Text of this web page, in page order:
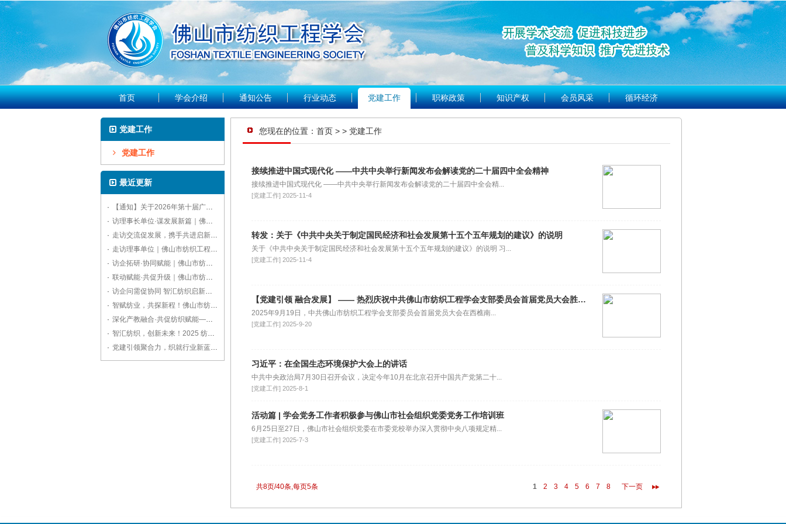
首页 学会介绍 通知公告 行业动态 党建工作 职称政策 知识产权 会员风采 循环经济
党建工作
党建工作
最近更新
·
【通知】关于2026年第十届广东国际水处理技术与设备展览会的参观通知
· 访理事长单位·谋发展新篇｜佛山市纺织工程学会走访中联品检，明确年度工作方向
· 走访交流促发展，携手共进启新程｜佛山市纺织工程学会开展重点单位拜访活动
· 走访理事单位｜佛山市纺织工程学会拜访佛山标美服饰，共话赋能纺织产业高质量发展
· 访企拓研·协同赋能｜佛山市纺织工程学会走访广东溢达，共探纺织产业创新之路
· 联动赋能·共促升级｜佛山市纺织工程学会走访副理事长单位广东德润纺织
· 访企问需促协同 智汇纺织启新程——佛山市纺织工程学会走访副理事长单位佛山格绫丝绸
· 智赋纺业，共探新程！佛山市纺织工程学会走访新监事长单位宏正科技
· 深化产教融合·共促纺织赋能——佛山市纺织工程学会拜访广东职业技术学院
· 智汇纺织，创新未来！2025 纺织科技与产业融合交流会亮点纷呈
· 党建引领聚合力，织就行业新蓝图！佛山市纺织工程学会第九届第二次理事会圆满召开
您现在的位置： 首页 > > 党建工作
接续推进中国式现代化 ——中共中央举行新闻发布会解读党的二十届四中全会精神
接续推进中国式现代化 ——中共中央举行新闻发布会解读党的二十届四中全会精...
[党建工作] 2025-11-4
转发：关于《中共中央关于制定国民经济和社会发展第十五个五年规划的建议》的说明
关于《中共中央关于制定国民经济和社会发展第十五个五年规划的建议》的说明 习...
[党建工作] 2025-11-4
【党建引领 融合发展】 —— 热烈庆祝中共佛山市纺织工程学会支部委员会首届党员大会胜利召开！
2025年9月19日，中共佛山市纺织工程学会支部委员会首届党员大会在西樵南...
[党建工作] 2025-9-20
习近平：在全国生态环境保护大会上的讲话
中共中央政治局7月30日召开会议，决定今年10月在北京召开中国共产党第二十...
[党建工作] 2025-8-1
活动篇 | 学会党务工作者积极参与佛山市社会组织党委党务工作培训班
6月25日至27日，佛山市社会组织党委在市委党校举办深入贯彻中央八项规定精...
[党建工作] 2025-7-3
共8页/40条,每页5条 1 2 3 4 5 6 7 8 下一页